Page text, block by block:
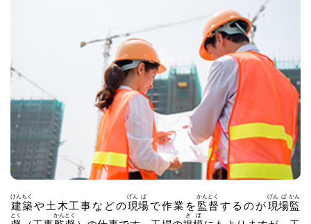
建
けん
築
ちく
や土木工事などの現
げん
場
ば
で作業を 監
かん
督
とく
するのが現
げん
場
ば
監
かん
とく かんとく き ぼ